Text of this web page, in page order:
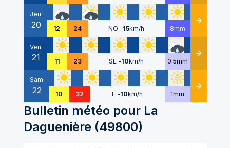
Jeu.
20 12 24 NO -15km/h 8mm Détails
Ven.
21 11 23 SE -10km/h 0.5mm Détails
Sam.
22 10 32 E -10km/h 1mm Détails
Bulletin météo pour La
Daguenière (49800)